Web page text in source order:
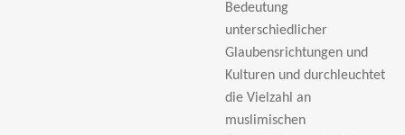
Bedeutung
unterschiedlicher
Glaubensrichtungen und
Kulturen und durchleuchtet
die Vielzahl an
muslimischen